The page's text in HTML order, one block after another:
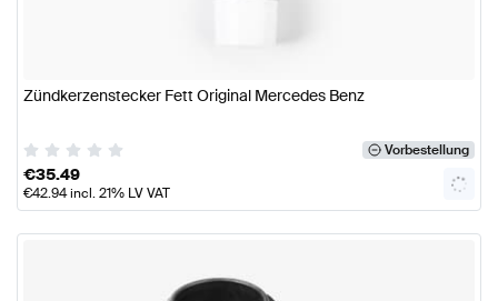
Zündkerzenstecker Fett Original Mercedes Benz
Vorbestellung
€35.49
€42.94incl. 21% LV VAT